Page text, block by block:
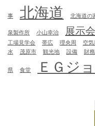
事 北海道 北海道の
泉製作所 小山幸治 展示会
工場見学会
帯広 理央周 空
水
茂原市 観光地 設備 財
県 食堂 ＥＧジ